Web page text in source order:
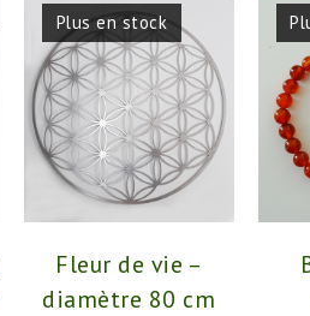
Plus en stock
Fleur de vie –
diamètre 80 cm